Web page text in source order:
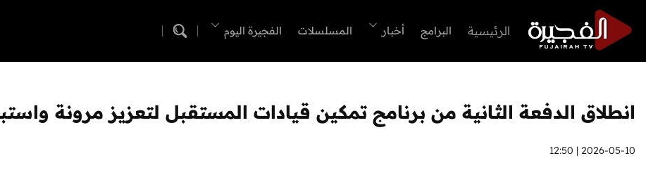
الرئيسية البرامج أخبار المسلسلات الفجيرة اليوم
انطلاق الدفعة الثانية من برنامج تمكين قيادات المستقبل لتعزيز مرونة
2026-05-10 | 12:50